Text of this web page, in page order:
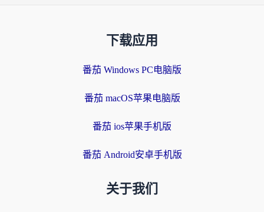
下载应用
番茄 Windows PC电脑版
番茄 macOS苹果电脑版
番茄 ios苹果手机版
番茄 Android安卓手机版
关于我们